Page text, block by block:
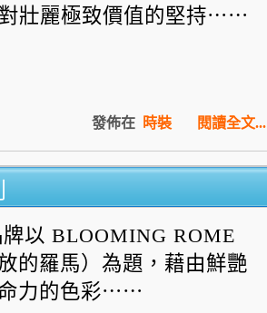
對壯麗極致價值的堅持⋯⋯
閱讀全文...
發佈在 時裝
以 BLOOMING ROME
的羅馬）為題，藉由鮮艷
力的色彩⋯⋯